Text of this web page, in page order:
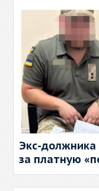
Экс-должника
за платную